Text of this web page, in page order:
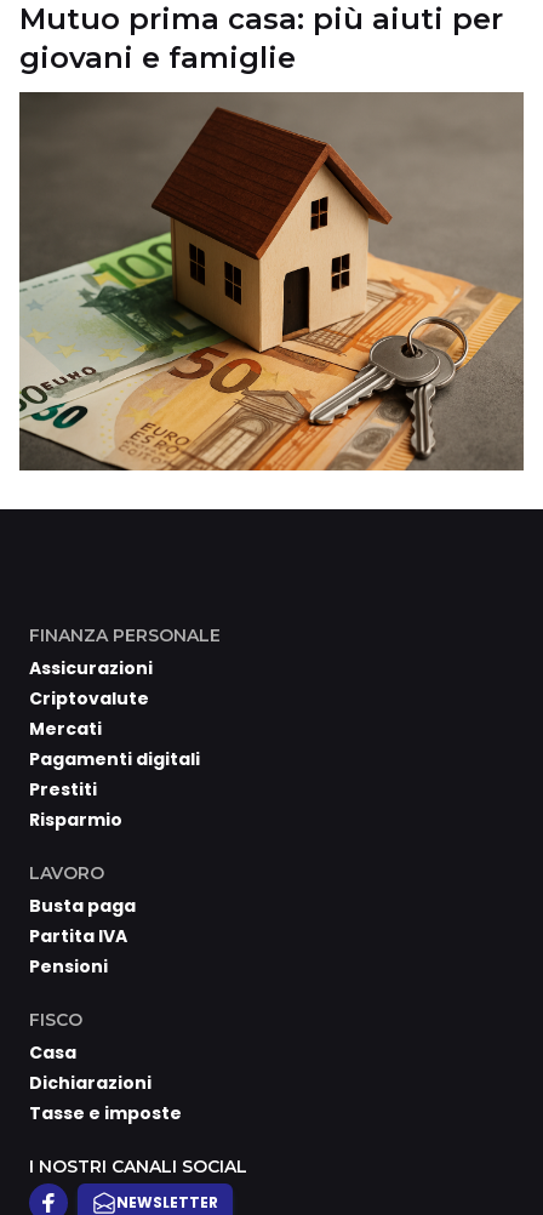
Mutuo prima casa: più aiuti per
giovani e famiglie
FINANZA PERSONALE
Assicurazioni
Criptovalute
Mercati
Pagamenti digitali
Prestiti
Risparmio
LAVORO
Busta paga
Partita IVA
Pensioni
FISCO
Casa
Dichiarazioni
Tasse e imposte
I NOSTRI CANALI SOCIAL
NEWSLETTER